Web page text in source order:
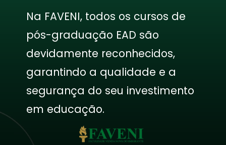
Na FAVENI, todos os cursos de
pós-graduação EAD são
devidamente reconhecidos,
garantindo a qualidade e a
segurança do seu investimento
em educação.